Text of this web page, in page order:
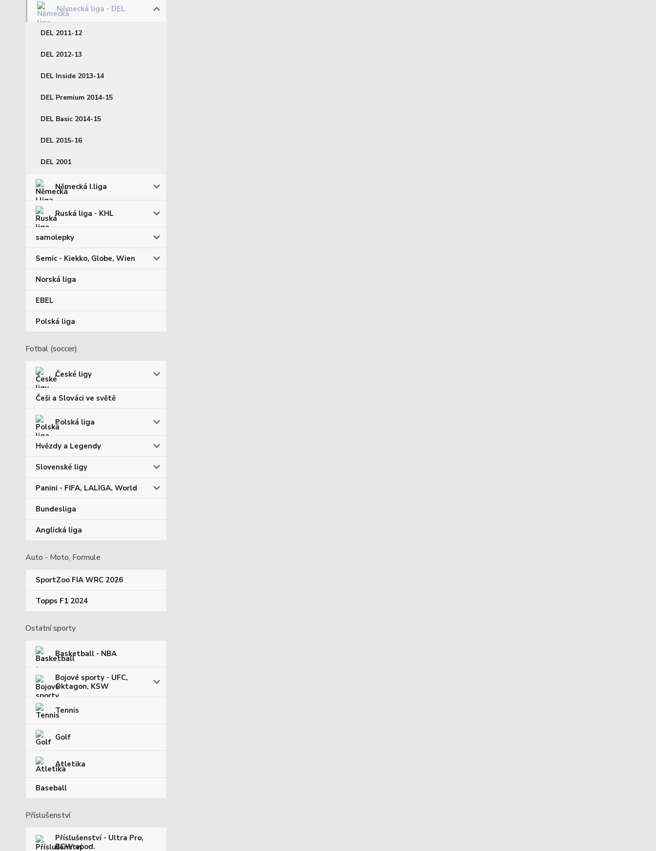
Německá liga - DEL
DEL 2011-12
DEL 2012-13
DEL Inside 2013-14
DEL Premium 2014-15
DEL Basic 2014-15
DEL 2015-16
DEL 2001
Německá I.liga
Ruská liga - KHL
samolepky
Semic - Kiekko, Globe, Wien
Norská liga
EBEL
Polská liga
Fotbal (soccer)
České ligy
Češi a Slováci ve světě
Polská liga
Hvězdy a Legendy
Slovenské ligy
Panini - FIFA, LALIGA, World
Bundesliga
Anglická liga
Auto - Moto, Formule
SportZoo FIA WRC 2026
Topps F1 2024
Ostatní sporty
Basketball - NBA
Bojové sporty - UFC,
Oktagon, KSW
Tennis
Golf
Atletika
Baseball
Příslušenství
Příslušenství - Ultra Pro,
BCW apod.